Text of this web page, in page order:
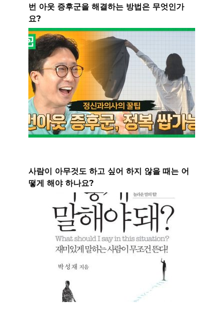
번 아웃 증후군을 해결하는 방법은 무엇인가
요?
사람이 아무것도 하고 싶어 하지 않을 때는 어
떻게 해야 하나요?